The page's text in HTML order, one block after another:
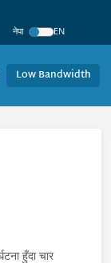
नेपा
EN
Low Bandwidth
हुँदा चार